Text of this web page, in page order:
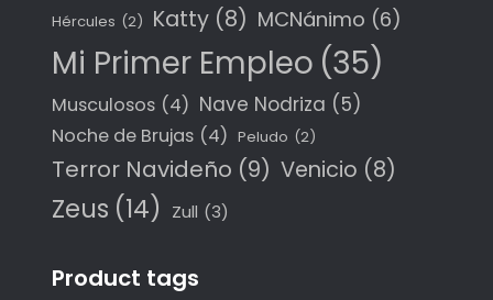
Hércules (2) Katty (8) MCNánimo (6)
Mi Primer Empleo (35)
Musculosos (4) Nave Nodriza (5)
Noche de Brujas (4) Peludo (2)
Terror Navideño (9) Venicio (8)
Zeus (14) Zull (3)
Product tags